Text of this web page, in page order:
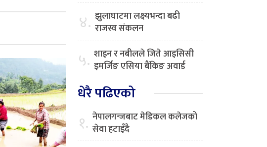
४. झुलाघाटमा लक्ष्यभन्दा बढी
राजस्व संकलन
५. शाइन र नबीलले जिते आइसिसी
इमर्जिङ एसिया बैंकिङ अवार्ड
धेरै पढिएको
१. नेपालगन्जबाट मेडिकल कलेजको
सेवा हटाइँदै